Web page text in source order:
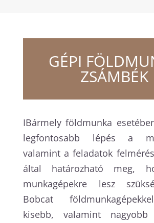
GÉPI
ZSÁMBÉK
IBármely földmunka
legfontosabb lépés a
valamint a feladatok
által határozható meg,
munkagépekre lesz
Bobcat
kisebb, valamint nagyobb